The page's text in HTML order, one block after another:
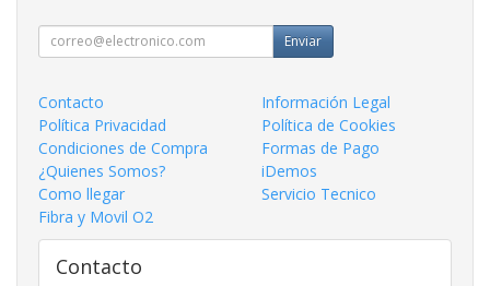
Enviar
Contacto
Información Legal
Política Privacidad
Política de Cookies
Condiciones de Compra
Formas de Pago
¿Quienes Somos?
iDemos
Como llegar
Servicio Tecnico
Fibra y Movil O2
Contacto